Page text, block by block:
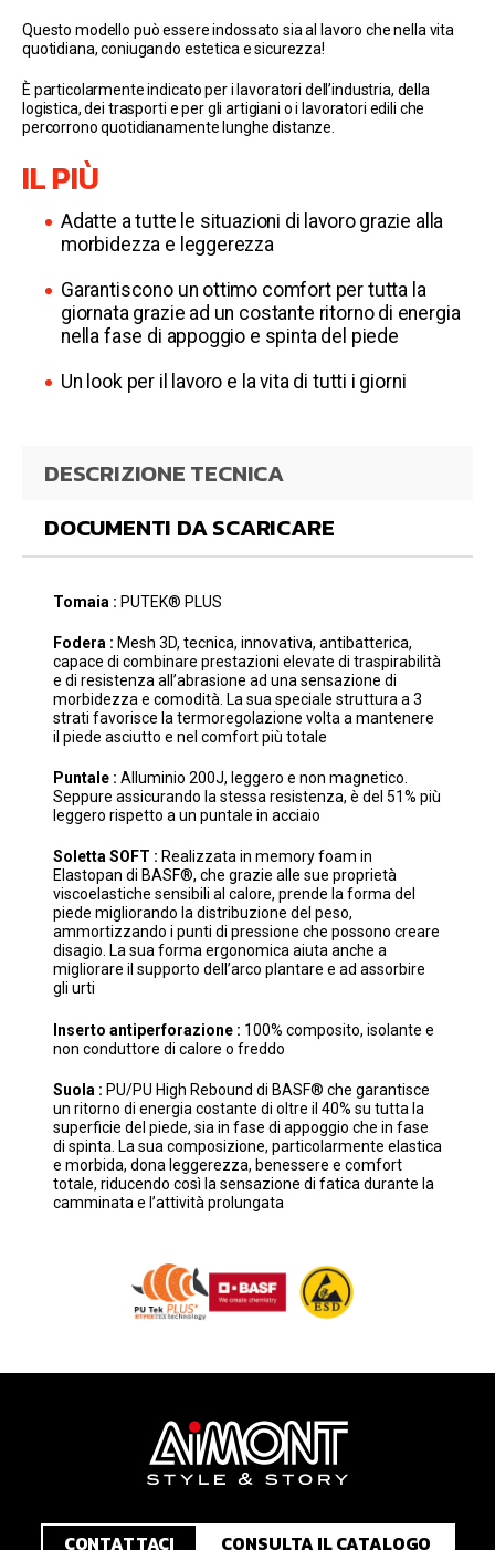
Questo modello può essere indossato sia al lavoro che nella vita
quotidiana, coniugando estetica e sicurezza!
È particolarmente indicato per i lavoratori dell’industria, della
logistica, dei trasporti e per gli artigiani o i lavoratori edili che
percorrono quotidianamente lunghe distanze.
IL PIÙ
Adatte a tutte le situazioni di lavoro grazie alla
morbidezza e leggerezza
Garantiscono un ottimo comfort per tutta la
giornata grazie ad un costante ritorno di energia
nella fase di appoggio e spinta del piede
Un look per il lavoro e la vita di tutti i giorni
DESCRIZIONE TECNICA
DOCUMENTI DA SCARICARE
Tomaia : PUTEK® PLUS
Fodera : Mesh 3D, tecnica, innovativa, antibatterica,
capace di combinare prestazioni elevate di traspirabilità
e di resistenza all’abrasione ad una sensazione di
morbidezza e comodità. La sua speciale struttura a 3
strati favorisce la termoregolazione volta a mantenere
il piede asciutto e nel comfort più totale
Puntale : Alluminio 200J, leggero e non magnetico.
Seppure assicurando la stessa resistenza, è del 51% più
leggero rispetto a un puntale in acciaio
Soletta SOFT : Realizzata in memory foam in
Elastopan di BASF®, che grazie alle sue proprietà
viscoelastiche sensibili al calore, prende la forma del
piede migliorando la distribuzione del peso,
ammortizzando i punti di pressione che possono creare
disagio. La sua forma ergonomica aiuta anche a
migliorare il supporto dell’arco plantare e ad assorbire
gli urti
Inserto antiperforazione : 100% composito, isolante e
non conduttore di calore o freddo
Suola : PU/PU High Rebound di BASF® che garantisce
un ritorno di energia costante di oltre il 40% su tutta la
superficie del piede, sia in fase di appoggio che in fase
di spinta. La sua composizione, particolarmente elastica
e morbida, dona leggerezza, benessere e comfort
totale, riducendo così la sensazione di fatica durante la
camminata e l’attività prolungata
CONTATTACI CONSULTA IL CATALOGO